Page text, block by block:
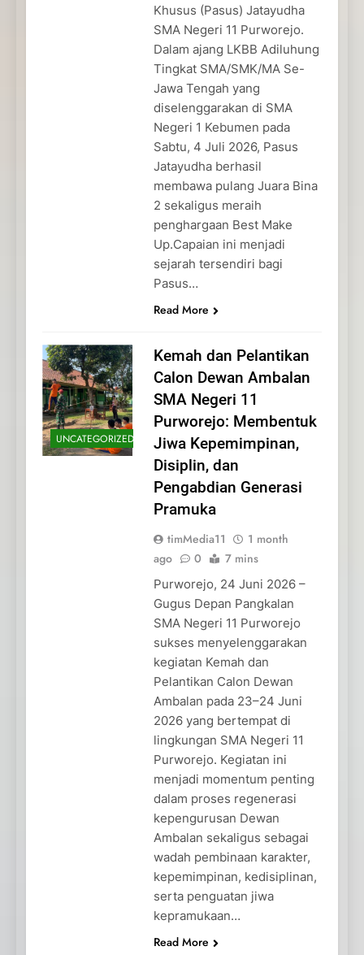
Khusus (Pasus) Jatayudha
SMA Negeri 11 Purworejo.
Dalam ajang LKBB Adiluhung
Tingkat SMA/SMK/MA Se-
Jawa Tengah yang
diselenggarakan di SMA
Negeri 1 Kebumen pada
Sabtu, 4 Juli 2026, Pasus
Jatayudha berhasil
membawa pulang Juara Bina
2 sekaligus meraih
penghargaan Best Make
Up.Capaian ini menjadi
sejarah tersendiri bagi
Pasus…
Read More
UNCATEGORIZED
Kemah dan Pelantikan
Calon Dewan Ambalan
SMA Negeri 11
Purworejo: Membentuk
Jiwa Kepemimpinan,
Disiplin, dan
Pengabdian Generasi
Pramuka
timMedia11
1 month
ago
0 7 mins
Purworejo, 24 Juni 2026 –
Gugus Depan Pangkalan
SMA Negeri 11 Purworejo
sukses menyelenggarakan
kegiatan Kemah dan
Pelantikan Calon Dewan
Ambalan pada 23–24 Juni
2026 yang bertempat di
lingkungan SMA Negeri 11
Purworejo. Kegiatan ini
menjadi momentum penting
dalam proses regenerasi
kepengurusan Dewan
Ambalan sekaligus sebagai
wadah pembinaan karakter,
kepemimpinan, kedisiplinan,
serta penguatan jiwa
kepramukaan…
Read More